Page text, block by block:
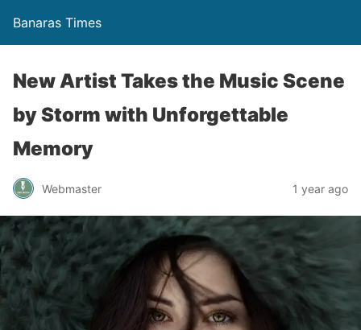
Banaras Times
New Artist Takes the Music Scene
by Storm with Unforgettable
Memory
Webmaster 1 year ago